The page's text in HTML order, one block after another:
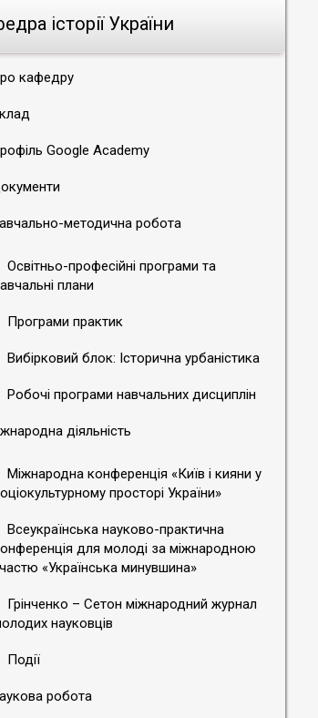
історії України
кафедру
Google Academy
методична робота
Освітньо-професійні програми та
плани
Програми практик
Вибірковий блок: Історична урбаністика
Робочі програми навчальних дисциплін
діяльність
Міжнародна конференція «Київ і кияни у
просторі України»
Всеукраїнська науково-практична
для молоді за міжнародною
«Українська минувшина»
Грінченко – Сетон міжнародний журнал
науковців
Події
робота